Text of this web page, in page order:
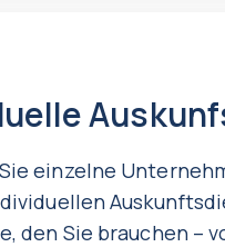
einzelne
den Sie brauchen –